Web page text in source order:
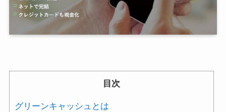
目次
グリーンキャッシュとは